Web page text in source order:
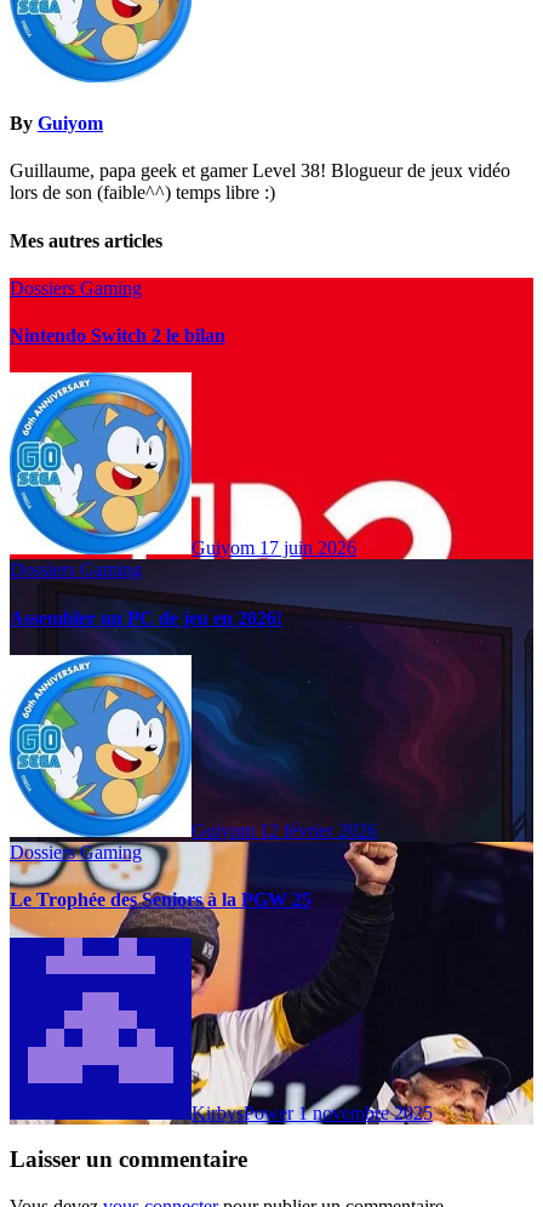
By Guiyom
Guillaume, papa geek et gamer Level 38! Blogueur de jeux vidéo
lors de son (faible^^) temps libre :)
Mes autres articles
Dossiers Gaming
Nintendo Switch 2 le bilan
Guiyom 17 juin 2026
Dossiers Gaming
Assembler un PC de jeu en 2026!
Guiyom 12 février 2026
Dossiers Gaming
Le Trophée des Seniors à la PGW 25
KirbysPower 1 novembre 2025
Laisser un commentaire